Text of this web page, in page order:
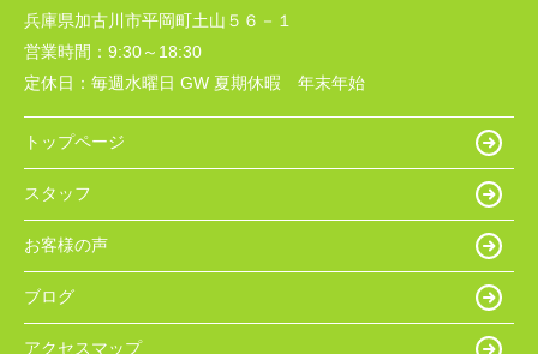
兵庫県加古川市平岡町土山５６－１
営業時間： 9:30～18:30
定休日： 毎週水曜日 GW 夏期休暇 年末年始
トップページ
スタッフ
お客様の声
ブログ
アクセスマップ